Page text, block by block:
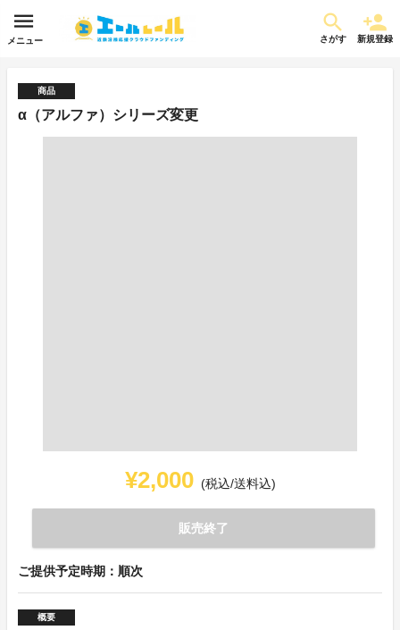
メニュー さがす 新規登録
商品
α（アルファ）シリーズ変更
¥2,000 (税込/送料込)
販売終了
ご提供予定時期：順次
概要